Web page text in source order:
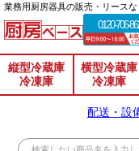
業務⽤厨房器具の販売・リース
0120-706-
縦型冷蔵庫
冷凍庫
横型冷蔵庫
冷凍庫
配送・設